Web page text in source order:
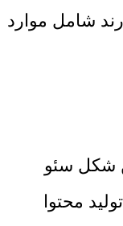
شامل موارد
شکل سئو
محتوا